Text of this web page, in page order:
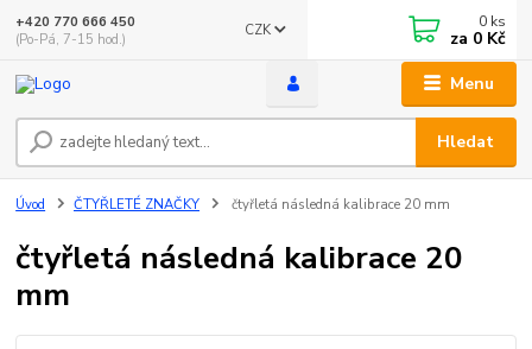
Menu
CZK
Hledat
+420 770 666 450
(Po-Pá, 7-15 hod.)
0 ks
za 0 Kč
Úvod ČTYŘLETÉ ZNAČKY čtyřletá následná kalibrace 20 mm
čtyřletá následná kalibrace 20
mm